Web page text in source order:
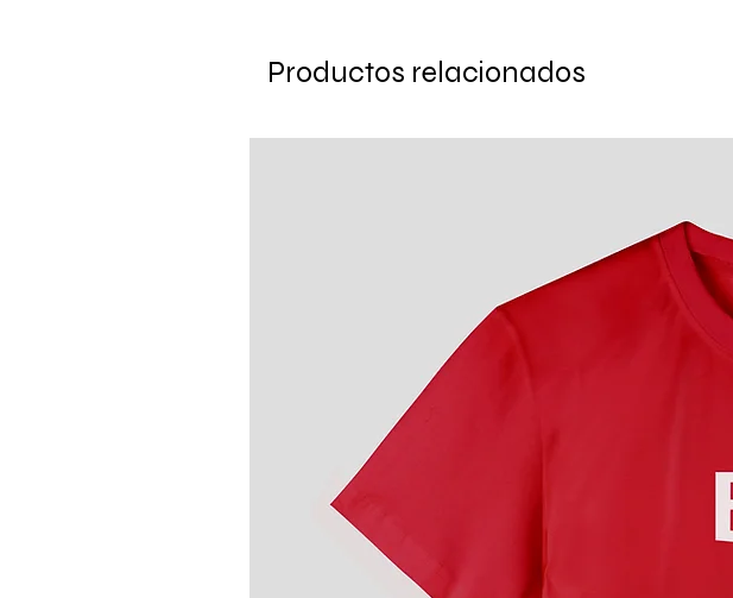
Productos relacionados